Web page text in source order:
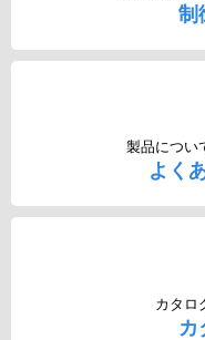
制
製品につい
よく
カタロ
カ